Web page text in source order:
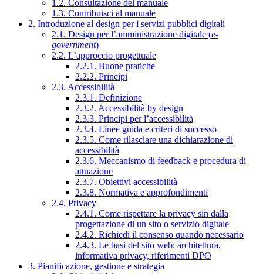
1.2. Consultazione del manuale
1.3. Contribuisci al manuale
2. Introduzione al design per i servizi pubblici digitali
2.1. Design per l’amministrazione digitale (e-
government)
2.2. L’approccio progettuale
2.2.1. Buone pratiche
2.2.2. Principi
2.3. Accessibilità
2.3.1. Definizione
2.3.2. Accessibilità by design
2.3.3. Principi per l’accessibilità
2.3.4. Linee guida e criteri di successo
2.3.5. Come rilasciare una dichiarazione di
accessibilità
2.3.6. Meccanismo di feedback e procedura di
attuazione
2.3.7. Obiettivi accessibilità
2.3.8. Normativa e approfondimenti
2.4. Privacy
2.4.1. Come rispettare la privacy sin dalla
progettazione di un sito o servizio digitale
2.4.2. Richiedi il consenso quando necessario
2.4.3. Le basi del sito web: architettura,
informativa privacy, riferimenti DPO
3. Pianificazione, gestione e strategia